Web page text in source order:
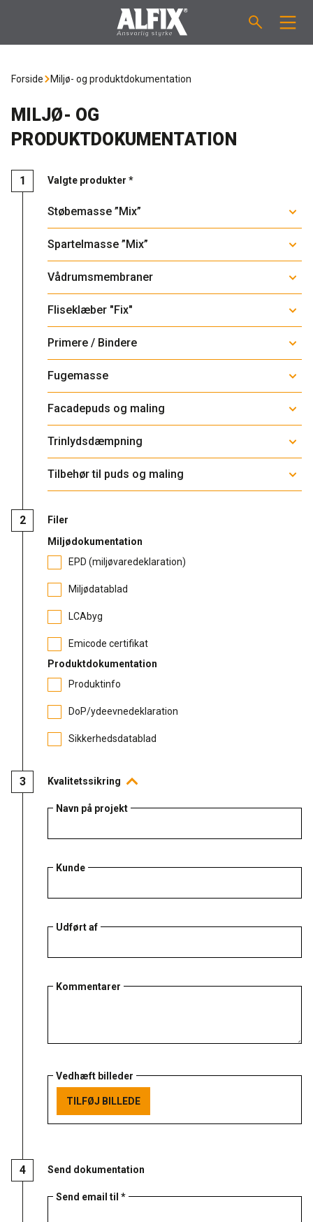
Spartelmasse ”Mix”
Vådrumsmembraner
Fliseklæber "Fix"
Primere / Bindere
Fugemasse
Rense- og plejemidler
Facadepuds og maling
Trinlydsdæmpning
Downloads
VEJLEDNINGER
FORBRUGSBEREGNER
OM ALFIX
Om Alfix
Ansvarlighed
Forhandlere
Referencer
Downloads
Pro Club
NYHEDER & ARTIKLER
NO
SE
EN
Forside Miljø- og produktdokumentation
MILJØ- OG
PRODUKTDOKUMENTATION
Valgte produkter *
Støbemasse ”Mix”
Spartelmasse ”Mix”
Vådrumsmembraner
Fliseklæber "Fix"
Primere / Bindere
Fugemasse
Facadepuds og maling
Trinlydsdæmpning
Tilbehør til puds og maling
Filer
Miljødokumentation
EPD (miljøvaredeklaration)
Miljødatablad
LCAbyg
Emicode certifikat
Produktdokumentation
Produktinfo
DoP/ydeevnedeklaration
Sikkerhedsdatablad
Kvalitetssikring
Navn på projekt
Kunde
Udført af
Kommentarer
Vedhæft billeder
TILFØJ BILLEDE
TILFØJ BILLEDE
Send dokumentation
Send email til *